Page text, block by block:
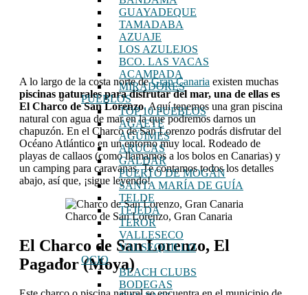
GUAYADEQUE
TAMADABA
AZUAJE
LOS AZULEJOS
BCO. LAS VACAS
ACAMPADA
MIRADORES
PUEBLOS
TOP 10 PUEBLOS
AGAETE
AGÜIMES
ARUCAS
GÁLDAR
PUERTO DE MOGÁN
SANTA MARÍA DE GUÍA
TELDE
TEJEDA
TEROR
VALLESECO
VALSEQUILLO
OCIO
BEACH CLUBS
BODEGAS
A lo largo de la costa norte deGran Canaria existen muchas
piscinas naturales para disfrutar del mar, una de ellas es
El Charco de San Lorenzo. Aquí tenemos una gran piscina
natural con agua de mar en la que podremos darnos un
chapuzón. En el Charco de San Lorenzo podrás disfrutar del
Océano Atlántico en un entorno muy local. Rodeado de
playas de callaos (como llamamos a los bolos en Canarias) y
un camping para caravanas. Te contamos todos los detalles
abajo, así que, ¡sigue leyendo!
Charco de San Lorenzo, Gran Canaria
El Charco de San Lorenzo, El
Pagador (Moya)